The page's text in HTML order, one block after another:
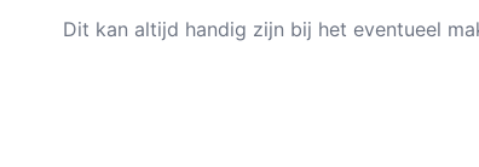
Dit kan altijd handig zijn bij het eventueel